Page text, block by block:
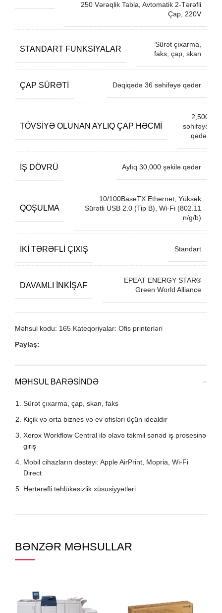
250 Vərəqlik Tabla, Avtomatik 2-Tərəfli
Çap, 220V
STANDART FUNKSIYALAR
Sürət çıxarma,
faks, çap, skan
ÇAP SÜRƏTI Dəqiqədə 36 səhifəyə qədər
TÖVSIYƏ OLUNAN AYLIQ ÇAP HƏCMI
2,500
səhifəyə
qədər
İŞ DÖVRÜ Aylıq 30,000 şəkilə qədər
QOŞULMA
10/100BaseTX Ethernet, Yüksək
Sürətli USB 2.0 (Tip B), Wi-Fi (802.11
n/g/b)
İKI TƏRƏFLI ÇIXIŞ Standart
DAVAMLI INKIŞAF
EPEAT ENERGY STAR®
Green World Alliance
Məhsul kodu: 165 Kateqoriyalar: Ofis printerləri
Paylaş:
MƏHSUL BARƏSINDƏ
Sürət çıxarma, çap, skan, faks
Kiçik və orta biznes və ev ofisləri üçün idealdır
Xerox Workflow Central ilə əlavə təkmil sənəd iş prosesinə
giriş
Mobil cihazların dəstəyi: Apple AirPrint, Mopria, Wi-Fi
Direct
Hərtərəfli təhlükəsizlik xüsusiyyətləri
BƏNZƏR MƏHSULLAR